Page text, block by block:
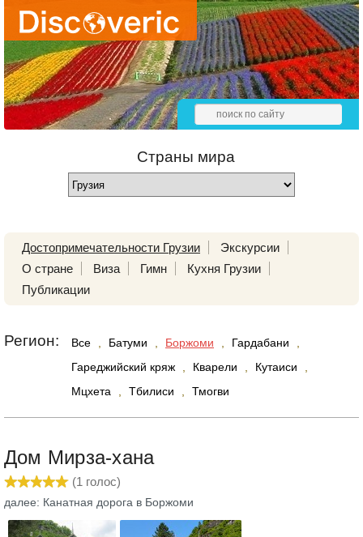
Страны мира
Достопримечательности Грузии
Экскурсии
О стране
Виза Гимн
Кухня Грузии
Публикации
Регион: Все Батуми Боржоми Гардабани
Гареджийский кряж
Кварели Кутаиси
Мцхета
Тбилиси Тмогви
Дом Мирза-хана
(1 голос)
далее: Канатная дорога в Боржоми